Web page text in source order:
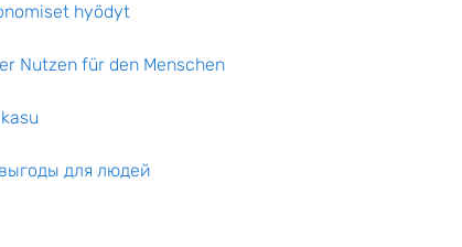
hyödyt
Nutzen für den Menschen
для людей